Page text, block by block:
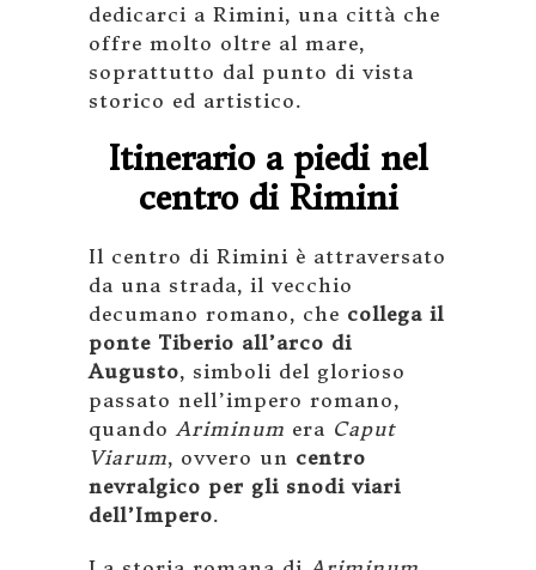
dedicarci a Rimini, una città che
offre molto oltre al mare,
soprattutto dal punto di vista
storico ed artistico.
Itinerario a piedi nel
centro di Rimini
Il centro di Rimini è attraversato
da una strada, il vecchio
decumano romano, che collega il
ponte Tiberio all’arco di
Augusto, simboli del glorioso
passato nell’impero romano,
quandoAriminum era Caput
Viarum, ovvero un centro
nevralgico per gli snodi viari
dell’Impero.